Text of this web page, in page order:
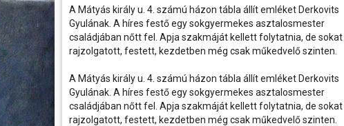
és a velük való közös bemelegítést követően....
Tudósok, művészek
nyomában
Szombathely régen és
most
Múzeumok,
kiállítóhelyek
Szombathely városának fura
században, hasonló
alakban terebélyesedett el,
kívül. Tartottak itt
források szerint a szombati
a város a nevét: Szombathely. A
sportok
számára még...
Ferencváros otthonában
2026.06.01 08:00
A K&H Női Kézilabda Liga 26.
a 2025/26-os bajnoki idény utolsó
Ferencváros vendégeként léptünk
első félidejében csapatunk
gyors támadásokkal igyekezett
tabella második helyén álló fővárosi
A Mátyás király u. 4. számú házon tábla állít emléket Derkovits
Gyulának. A híres festő egy sokgyermekes asztalosmester
családjában nőtt fel. Apja szakmáját kellett folytatnia, de sokat
rajzolgatott, festett, kezdetben még csak műkedvelő szinten.
A Mátyás király u. 4. számú házon tábla állít emléket Derkovits
Gyulának. A híres festő egy sokgyermekes asztalosmester
családjában nőtt fel. Apja szakmáját kellett folytatnia, de sokat
rajzolgatott, festett, kezdetben még csak műkedvelő szinten.